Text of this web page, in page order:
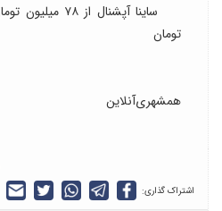
تومان
همشهری‌آنلاین
اشتراک گذاری: